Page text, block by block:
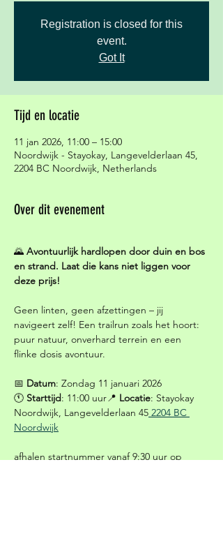
Registration is closed for this
event.
Got It
Tijd en locatie
11 jan 2026, 11:00 – 15:00
Noordwijk - Stayokay, Langevelderlaan 45,
2204 BC Noordwijk, Netherlands
Over dit evenement
🌄 Avontuurlijk hardlopen door duin en bos
en strand. Laat die kans niet liggen voor
deze prijs!
Geen linten, geen afzettingen – jij
navigeert zelf! Een trailrun zoals het hoort:
puur natuur, onverhard terrein en een
flinke dosis avontuur.
📅 Datum: Zondag 11 januari 2026
🕚 Starttijd: 11:00 uur📍 Locatie: Stayokay
Noordwijk, Langevelderlaan 45 2204 BC
Noordwijk
afhalen startnummer vanaf 9:30 uur op